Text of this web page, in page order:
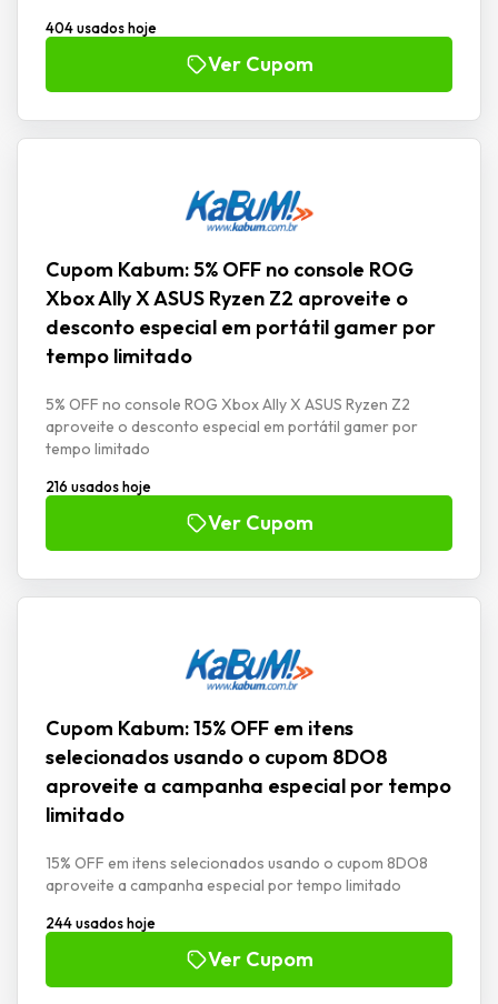
404 usados hoje
Ver Cupom
Cupom Kabum: 5% OFF no console ROG
Xbox Ally X ASUS Ryzen Z2 aproveite o
desconto especial em portátil gamer por
tempo limitado
5% OFF no console ROG Xbox Ally X ASUS Ryzen Z2
aproveite o desconto especial em portátil gamer por
tempo limitado
216 usados hoje
Ver Cupom
Cupom Kabum: 15% OFF em itens
selecionados usando o cupom 8DO8
aproveite a campanha especial por tempo
limitado
15% OFF em itens selecionados usando o cupom 8DO8
aproveite a campanha especial por tempo limitado
244 usados hoje
Ver Cupom